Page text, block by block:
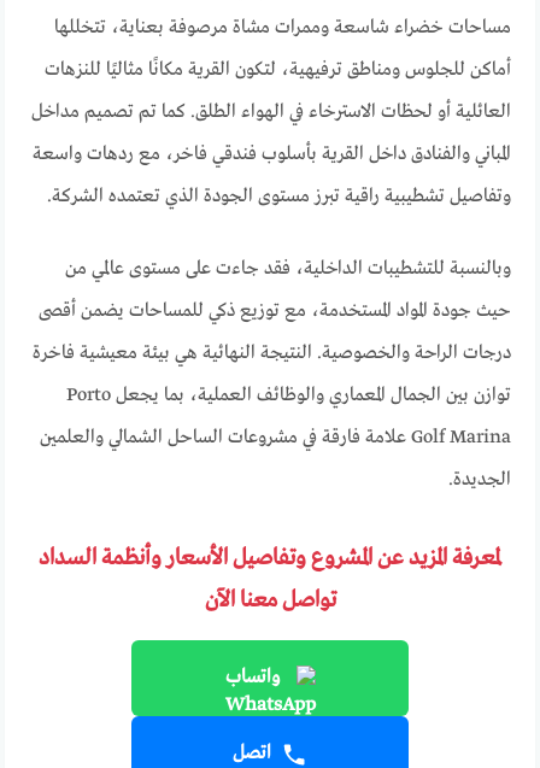
مساحات خضراء شاسعة وممرات مشاة مرصوفة بعناية، تتخللها
أماكن للجلوس ومناطق ترفيهية، لتكون القرية مكانًا مثاليًا للنزهات
العائلية أو لحظات الاسترخاء في الهواء الطلق. كما تم تصميم مداخل
المباني والفنادق داخل القرية بأسلوب فندقي فاخر، مع ردهات واسعة
وتفاصيل تشطيبية راقية تبرز مستوى الجودة الذي تعتمده الشركة.
وبالنسبة للتشطيبات الداخلية، فقد جاءت على مستوى عالمي من
حيث جودة المواد المستخدمة، مع توزيع ذكي للمساحات يضمن أقصى
درجات الراحة والخصوصية. النتيجة النهائية هي بيئة معيشية فاخرة
توازن بين الجمال المعماري والوظائف العملية، بما يجعل Porto
Golf Marina علامة فارقة في مشروعات الساحل الشمالي والعلمين
الجديدة.
لمعرفة المزيد عن المشروع وتفاصيل الأسعار وأنظمة السداد
تواصل معنا الآن
واتساب
اتصل